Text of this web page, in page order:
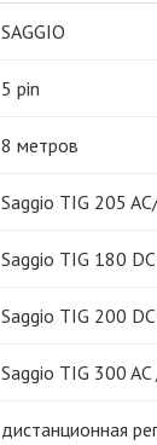
SAGGIO
5 pin
8 метров
Saggio TIG 205
Saggio TIG 180
Saggio TIG 200
Saggio TIG 300
дистанционная